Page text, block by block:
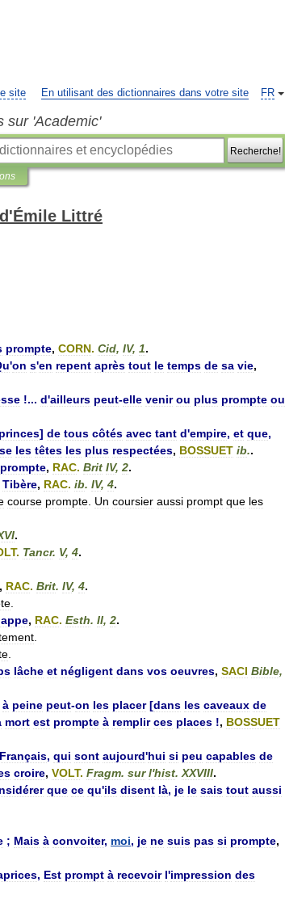
FR
site En utilisant des dictionnaires dans votre site
sur 'Academic'
Recherche!
Littré
prompte, CORN. Cid, IV, 1.
'on s'en repent après tout le temps de sa vie,
!... d'ailleurs peut-elle venir ou plus prompte ou
princes] de tous côtés avec tant d'empire, et que,
les têtes les plus respectées, BOSSUET ib..
prompte, RAC. Brit IV, 2.
Tibère, RAC. ib. IV, 4.
course prompte Un coursier aussi prompt que les
.
. Tancr. V, 4.
, RAC. Brit. IV, 4.
, RAC. Esth. II, 2.
lâche et négligent dans vos oeuvres, SACI Bible,
à peine peut-on les placer[dans les caveaux de
mort est prompte à remplir ces places !, BOSSUET
Français, qui sont aujourd'hui si peu capables de
croire, VOLT. Fragm. sur l'hist. XXVIII.
que ce qu'ils disent là, je le sais tout aussi
; Mais à convoiter, moi, je ne suis pas si prompte,
, Est prompt à recevoir l'impression des